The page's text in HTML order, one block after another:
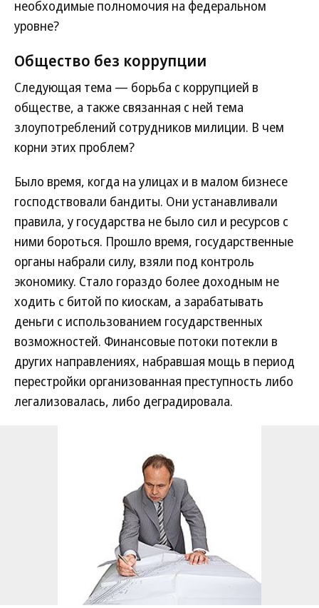
необходимые полномочия на федеральном
уровне?
Общество без коррупции
Следующая тема — борьба с коррупцией в
обществе, а также связанная с ней тема
злоупотреблений сотрудников милиции. В чем
корни этих проблем?
Было время, когда на улицах и в малом бизнесе
господствовали бандиты. Они устанавливали
правила, у государства не было сил и ресурсов с
ними бороться. Прошло время, государственные
органы набрали силу, взяли под контроль
экономику. Стало гораздо более доходным не
ходить с битой по киоскам, а зарабатывать
деньги с использованием государственных
возможностей. Финансовые потоки потекли в
других направлениях, набравшая мощь в период
перестройки организованная преступность либо
легализовалась, либо деградировала.